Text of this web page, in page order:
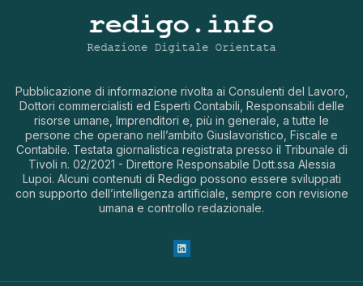
Pubblicazione di informazione rivolta ai Consulenti del Lavoro,
Dottori commercialisti ed Esperti Contabili, Responsabili delle
risorse umane, Imprenditori e, più in generale, a tutte le
persone che operano nell’ambito Giuslavoristico, Fiscale e
Contabile. Testata giornalistica registrata presso il Tribunale di
Tivoli n. 02/2021 - Direttore Responsabile Dott.ssa Alessia
Lupoi. Alcuni contenuti di Redigo possono essere sviluppati
con supporto dell’intelligenza artificiale, sempre con revisione
umana e controllo redazionale.